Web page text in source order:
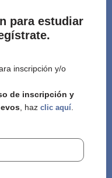
para estudiar
inscripción y/o
de inscripción y
, haz clic aquí.